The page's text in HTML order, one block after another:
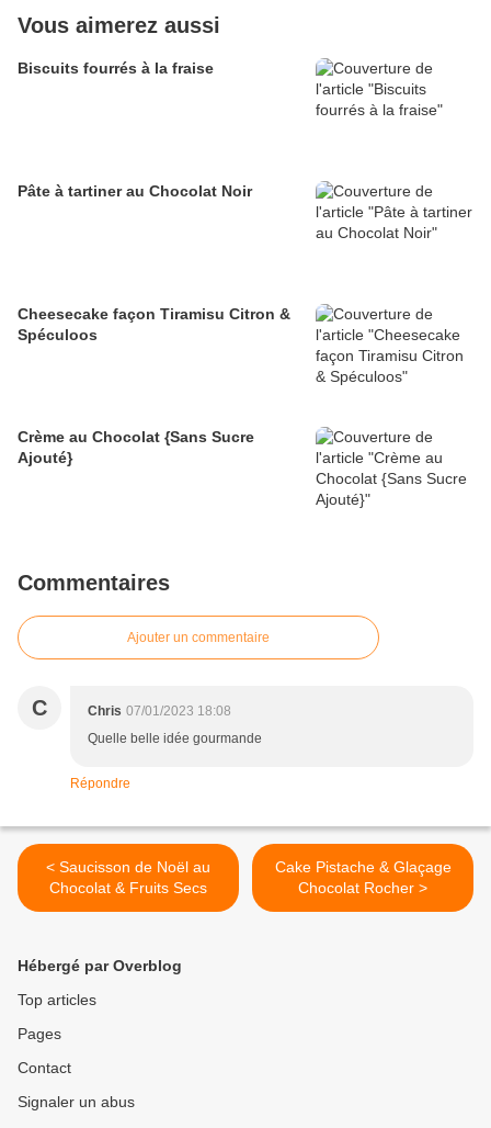
Vous aimerez aussi
Biscuits fourrés à la fraise
Pâte à tartiner au Chocolat Noir
Cheesecake façon Tiramisu Citron &
Spéculoos
Crème au Chocolat {Sans Sucre
Ajouté}
Commentaires
Ajouter un commentaire
C Chris 07/01/2023 18:08
Quelle belle idée gourmande
Répondre
< Saucisson de Noël au
Chocolat & Fruits Secs
Cake Pistache & Glaçage
Chocolat Rocher >
Hébergé par Overblog
Top articles
Pages
Contact
Signaler un abus